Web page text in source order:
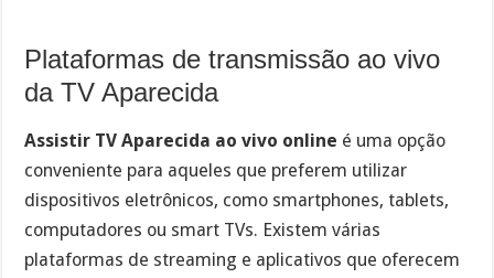
Plataformas de transmissão ao vivo
da TV Aparecida
Assistir TV Aparecida ao vivo online é uma opção
conveniente para aqueles que preferem utilizar
dispositivos eletrônicos, como smartphones, tablets,
computadores ou smart TVs. Existem várias
plataformas de streaming e aplicativos que oferecem